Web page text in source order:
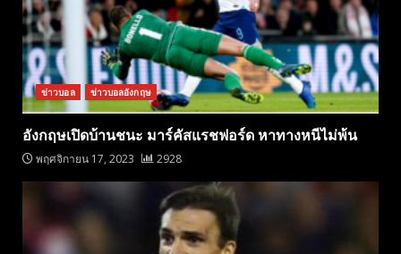
ข่าวบอล ข่าวบอลอังกฤษ
อังกฤษเปิดบ้านชนะ มาร์คัสแรชฟอร์ด หาทางหนีไม่พ้น
พฤศจิกายน 17, 2023 2928